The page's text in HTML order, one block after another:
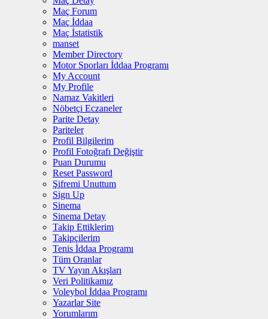
Maç Forum
Maç İddaa
Maç İstatistik
manset
Member Directory
Motor Sporları İddaa Programı
My Account
My Profile
Namaz Vakitleri
Nöbetçi Eczaneler
Parite Detay
Pariteler
Profil Bilgilerim
Profil Fotoğrafı Değiştir
Puan Durumu
Reset Password
Şifremi Unuttum
Sign Up
Sinema
Sinema Detay
Takip Ettiklerim
Takipçilerim
Tenis İddaa Programı
Tüm Oranlar
TV Yayın Akışları
Veri Politikamız
Voleybol İddaa Programı
Yazarlar Site
Yorumlarım